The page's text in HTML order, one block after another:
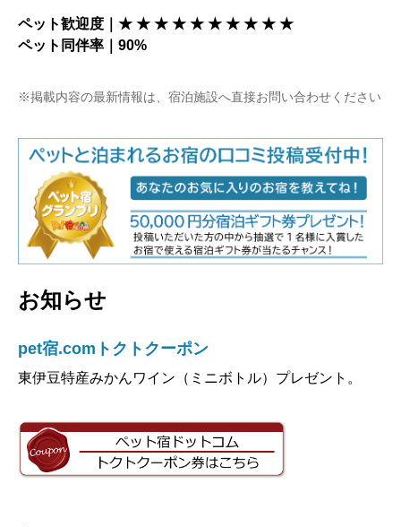
ペット歓迎度｜★ ★ ★ ★ ★ ★ ★ ★ ★ ★
ペット同伴率｜90%
※掲載内容の最新情報は、宿泊施設へ直接お問い合わせください
お知らせ
pet宿.comトクトクーポン
東伊豆特産みかんワイン（ミニボトル）プレゼント。